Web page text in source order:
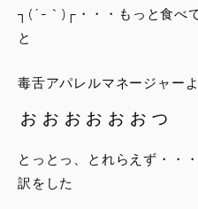
お支払いシミュレーショ
┐(´-｀)┌・・・もっと食べ
と
毒舌アパレルマネージャー
ぉぉぉぉぉぉっ
とっとっ、とれらえず・・
訳をした